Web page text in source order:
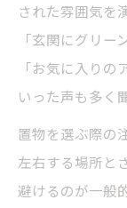
された雰囲気を
「玄関にグリー
「お気に入り
いった声も多く
置物を選ぶ際の
左右する場所と
避けるのが一般